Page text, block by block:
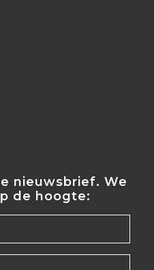
nieuwsbrief. We
de hoogte: